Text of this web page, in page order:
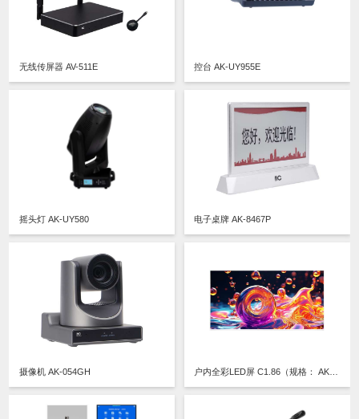
无线传屏器 AV-511E 控台 AK-UY955E
摇头灯 AK-UY580 电子桌牌 AK-8467P
摄像机 AK-054GH